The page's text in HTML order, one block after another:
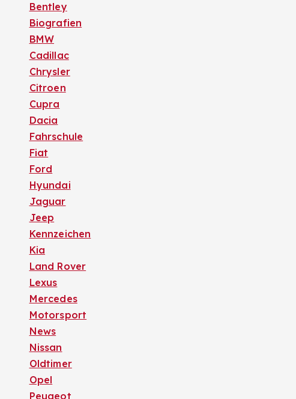
Bentley
Biografien
BMW
Cadillac
Chrysler
Citroen
Cupra
Dacia
Fahrschule
Fiat
Ford
Hyundai
Jaguar
Jeep
Kennzeichen
Kia
Land Rover
Lexus
Mercedes
Motorsport
News
Nissan
Oldtimer
Opel
Peugeot